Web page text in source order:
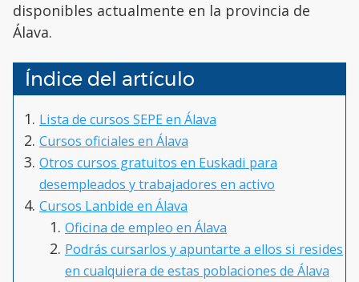
disponibles actualmente en la provincia de
Álava.
Índice del artículo
Lista de cursos SEPE en Álava
Cursos oficiales en Álava
Otros cursos gratuitos en Euskadi para
desempleados y trabajadores en activo
Cursos Lanbide en Álava
Oficina de empleo en Álava
Podrás cursarlos y apuntarte a ellos si resides
en cualquiera de estas poblaciones de Álava